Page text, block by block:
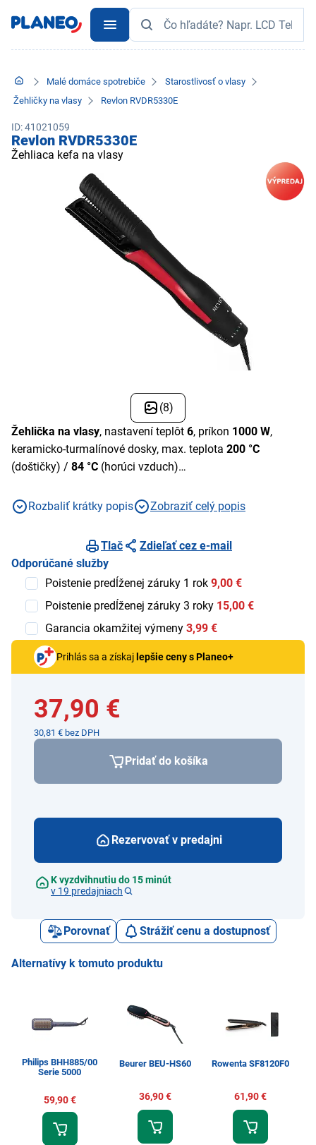
Malé domáce spotrebiče
Starostlivosť o vlasy
Žehličky na vlasy
Revlon RVDR5330E
ID: 41021059
Revlon RVDR5330E
Žehliaca kefa na vlasy
(8)
Žehlička na vlasy, nastavení teplôt 6, príkon 1000 W,
keramicko-turmalínové dosky, max. teplota 200 °C
(doštičky) / 84 °C (horúci vzduch)
Rozbaliť krátky popis Zobraziť celý popis
Tlač
Zdieľať cez e-mail
Odporúčané služby
Poistenie predĺženej záruky 1 rok 9,00 €
Poistenie predĺženej záruky 3 roky 15,00 €
Garancia okamžitej výmeny 3,99 €
Prihlás sa a získaj lepšie ceny s Planeo+
37,90 €
30,81 € bez DPH
Pridať do košíka
Rezervovať v predajni
K vyzdvihnutiu do 15 minút
v 19 predajniach
Porovnať Strážiť cenu a dostupnosť
Alternatívy k tomuto produktu
Philips BHH885/00
Serie 5000
59,90 €
Beurer BEU-HS60
36,90 €
Rowenta SF8120F0
61,90 €